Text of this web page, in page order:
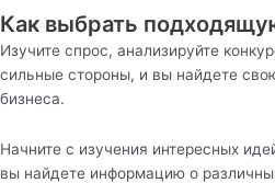
Как выбрать
Изучите спрос, анализируйте
сильные стороны, и вы найдете
бизнеса.
Начните с изучения интересных
вы найдете информацию о